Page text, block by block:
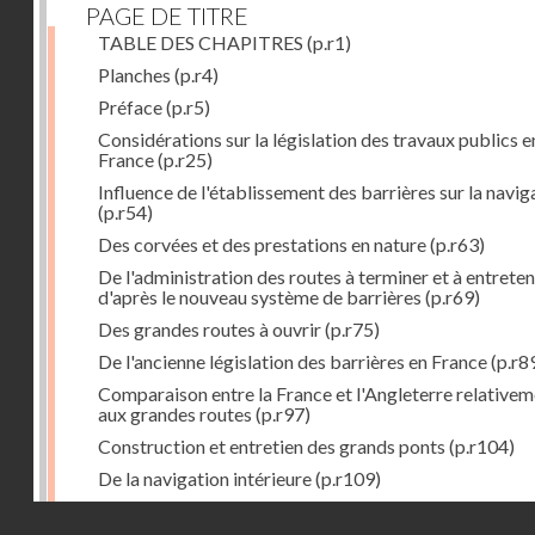
PAGE DE TITRE
TABLE DES CHAPITRES (p.r1)
Planches (p.r4)
Préface(p.r5)
Considérations sur la législation des travaux publics
France(p.r25)
Influence de l'établissement des barrières sur la
(p.r54)
Des corvées et des prestations en nature(p.r63)
De l'administration des routes à terminer et à
d'après le nouveau système de barrières (p.r69)
Des grandes routes à ouvrir(p.r75)
De l'ancienne législation des barrières en France
Comparaison entre la France et l'Angleterre
aux grandes routes (p.r97)
Construction et entretien des grands ponts (p.r104)
De la navigation intérieure(p.r109)